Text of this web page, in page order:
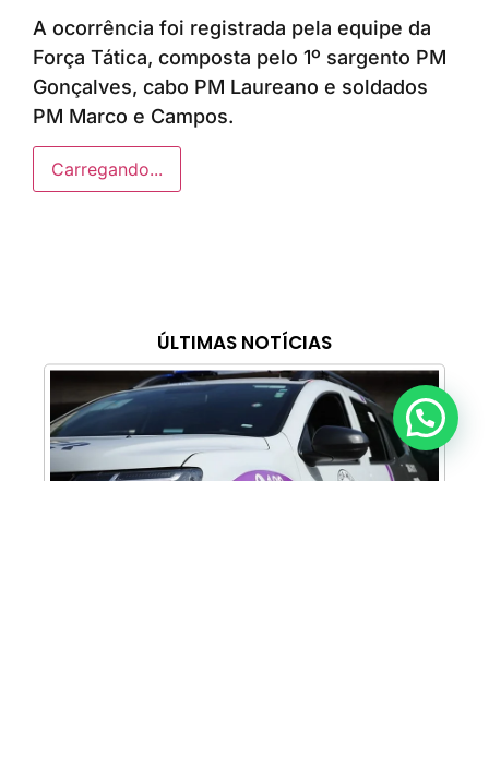
ÚLTIMAS NOTÍCIAS
A ocorrência foi registrada pela equipe da
Força Tática, composta pelo 1º sargento PM
Gonçalves, cabo PM Laureano e soldados
PM Marco e Campos.
Carregando...
Anunciar ou recomendar matéria